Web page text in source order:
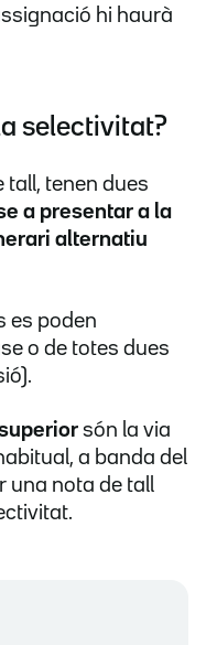
hi haurà
selectivitat?
tall, tenen dues
a presentar a la
alternatiu
es poden
o de totes dues
són la via
a banda del
una nota de tall